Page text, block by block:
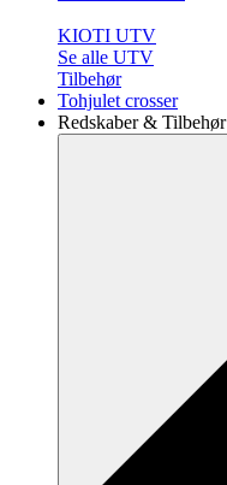
KIOTI UTV
Se alle UTV
Tilbehør
Tohjulet crosser
Redskaber & Tilbehør